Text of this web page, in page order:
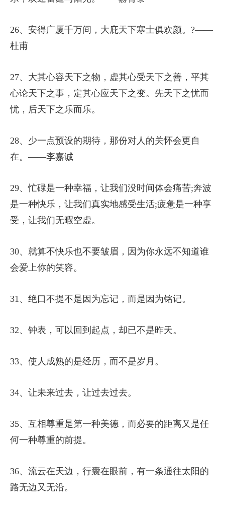
26、安得广厦千万间，大庇天下寒士俱欢颜。?——
杜甫
27、大其心容天下之物，虚其心受天下之善，平其
心论天下之事，定其心应天下之变。先天下之忧而
忧，后天下之乐而乐。
28、少一点预设的期待，那份对人的关怀会更自
在。——李嘉诚
29、忙碌是一种幸福，让我们没时间体会痛苦;奔波
是一种快乐，让我们真实地感受生活;疲惫是一种享
受，让我们无暇空虚。
30、就算不快乐也不要皱眉，因为你永远不知道谁
会爱上你的笑容。
31、绝口不提不是因为忘记，而是因为铭记。
32、钟表，可以回到起点，却已不是昨天。
33、使人成熟的是经历，而不是岁月。
34、让未来过去，让过去过去。
35、互相尊重是第一种美德，而必要的距离又是任
何一种尊重的前提。
36、流云在天边，行囊在眼前，有一条通往太阳的
路无边又无沿。